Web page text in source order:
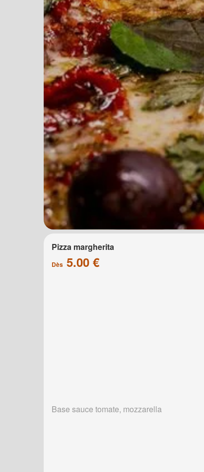
Pizza margherita
Dès 5.00 €
Base sauce tomate, mozzarella